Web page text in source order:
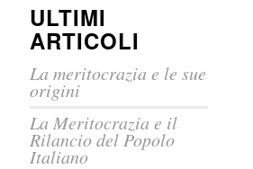
ULTIMI
ARTICOLI
La meritocrazia e le sue
origini
La Meritocrazia e il
Rilancio del Popolo
Italiano